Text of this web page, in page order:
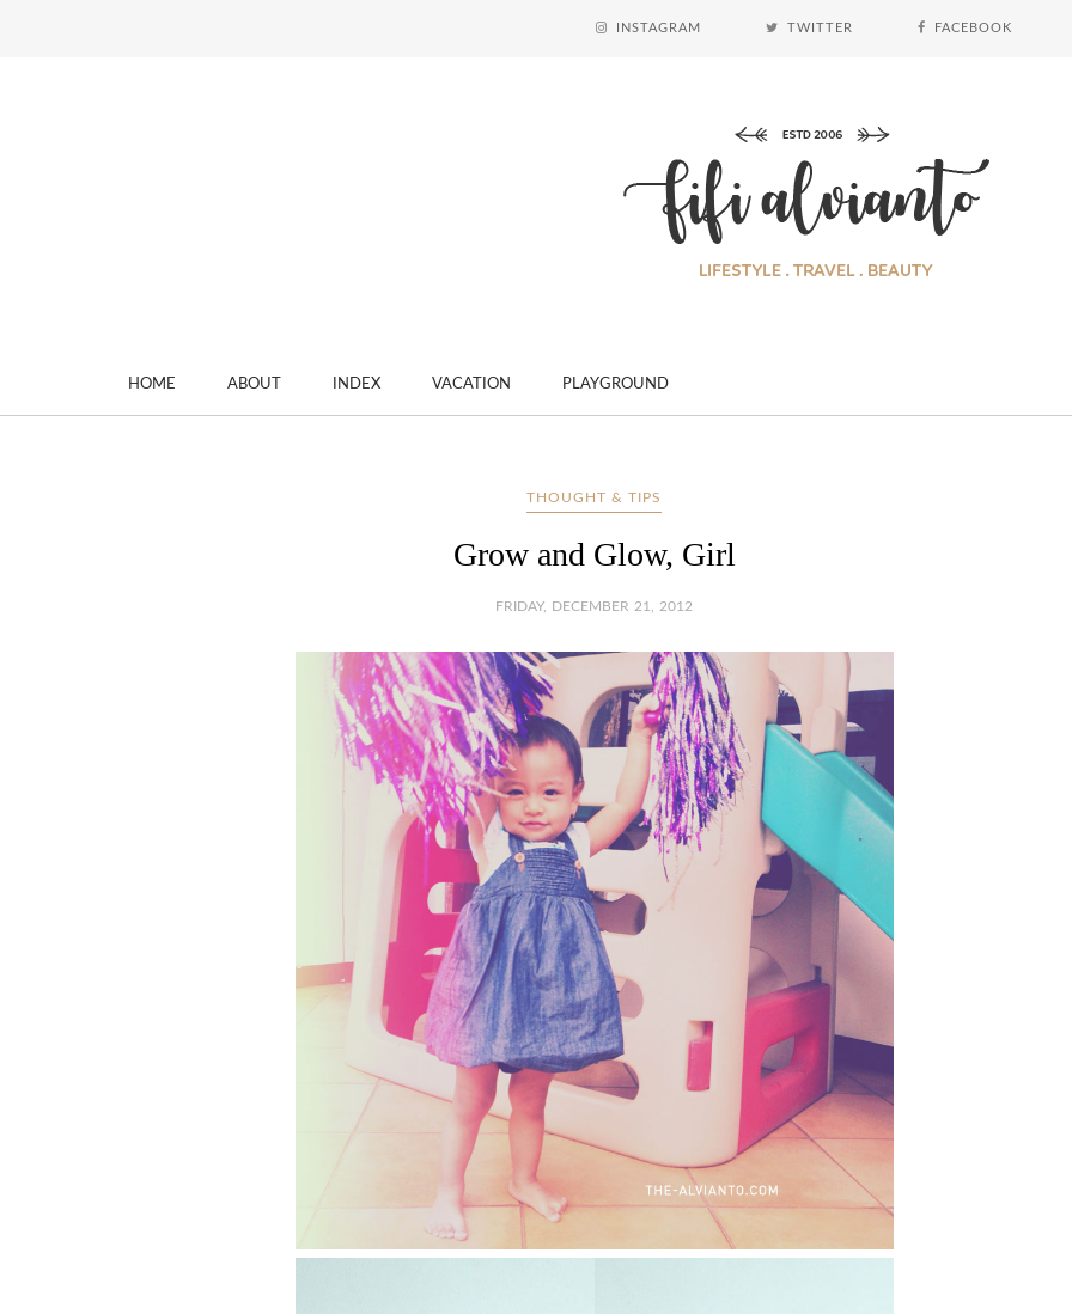
INSTAGRAM TWITTER FACEBOOK
HOME ABOUT INDEX VACATION PLAYGROUND
THOUGHT & TIPS
Grow and Glow, Girl
FRIDAY, DECEMBER 21, 2012